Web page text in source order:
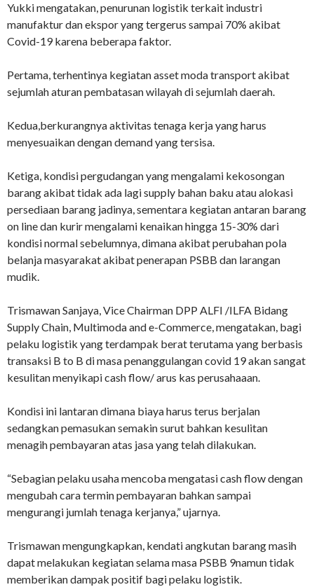
Yukki mengatakan, penurunan logistik terkait industri
manufaktur dan ekspor yang tergerus sampai 70% akibat
Covid-19 karena beberapa faktor.
Pertama, terhentinya kegiatan asset moda transport akibat
sejumlah aturan pembatasan wilayah di sejumlah daerah.
Kedua,berkurangnya aktivitas tenaga kerja yang harus
menyesuaikan dengan demand yang tersisa.
Ketiga, kondisi pergudangan yang mengalami kekosongan
barang akibat tidak ada lagi supply bahan baku atau alokasi
persediaan barang jadinya, sementara kegiatan antaran barang
on line dan kurir mengalami kenaikan hingga 15-30% dari
kondisi normal sebelumnya, dimana akibat perubahan pola
belanja masyarakat akibat penerapan PSBB dan larangan
mudik.
Trismawan Sanjaya, Vice Chairman DPP ALFI /ILFA Bidang
Supply Chain, Multimoda and e-Commerce, mengatakan, bagi
pelaku logistik yang terdampak berat terutama yang berbasis
transaksi B to B di masa penanggulangan covid 19 akan sangat
kesulitan menyikapi cash flow/ arus kas perusahaaan.
Kondisi ini lantaran dimana biaya harus terus berjalan
sedangkan pemasukan semakin surut bahkan kesulitan
menagih pembayaran atas jasa yang telah dilakukan.
“Sebagian pelaku usaha mencoba mengatasi cash flow dengan
mengubah cara termin pembayaran bahkan sampai
mengurangi jumlah tenaga kerjanya,” ujarnya.
Trismawan mengungkapkan, kendati angkutan barang masih
dapat melakukan kegiatan selama masa PSBB 9namun tidak
memberikan dampak positif bagi pelaku logistik.